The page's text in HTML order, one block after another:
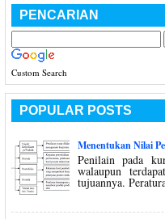
PENCARIAN
Custom Search
POPULAR POSTS
Menentukan Nilai
Penilain pada
walaupun
tujuannya.